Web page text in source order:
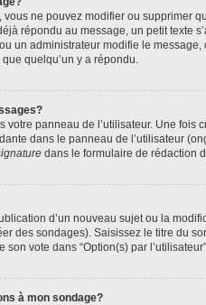
vous ne pouvez modifier ou
répondu au message, un petit texte
un administrateur modifie le
quelqu’un y a répondu.
votre panneau de l’utilisateur. Une fois
dans le panneau de l’utilisateur
dans le formulaire de rédaction
d’un nouveau sujet ou la
des sondages). Saisissez le titre du
vote dans “Option(s) par
à mon sondage?